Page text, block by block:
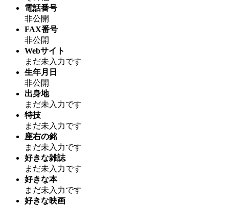
電話番号
非公開
FAX番号
非公開
Webサイト
まだ未入力です
生年月日
非公開
出身地
まだ未入力です
特技
まだ未入力です
座右の銘
まだ未入力です
好きな雑誌
まだ未入力です
好きな本
まだ未入力です
好きな映画